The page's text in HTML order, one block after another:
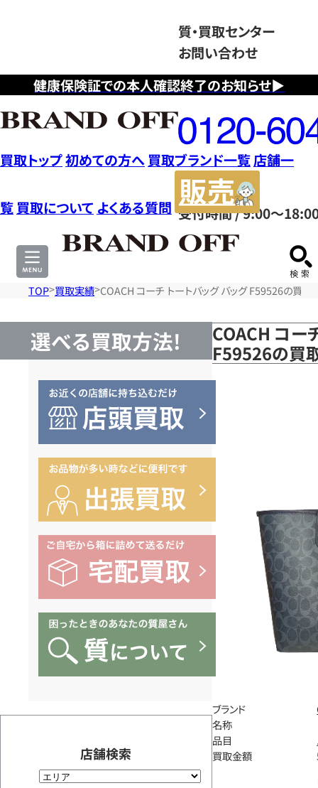
健康保険証での本人確認終了のお知らせ▶
質・買取センター
お問い合わせ
フ
リ
ー
ダ
イ
ヤ
ル
0120604117
受付時間 / 9:00～
買取トップ初めての方へ 買取ブランド一覧店舗一
覧 買取について よくある質問
サ
TOP 買取実績 COACH コーチ トートバッグ バッグ F59526の買取
選べる買取方法!
店舗検索
COACH コー
F59526の買
ブランド
名称
品目
買取金額